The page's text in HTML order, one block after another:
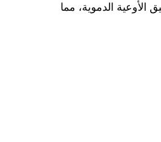
الأوعية الدموية، مما